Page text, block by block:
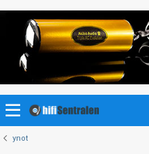
ynot